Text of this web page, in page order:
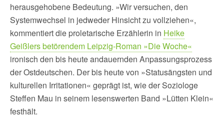
herausgehobene Bedeutung. »Wir versuchen, den
Systemwechsel in jedweder Hinsicht zu vollziehen«,
kommentiert die proletarische Erzählerin in Heike
Geißlers betörendem Leipzig-Roman »Die Woche«
ironisch den bis heute andauernden Anpassungsprozess
der Ostdeutschen. Der bis heute von »Statusängsten und
kulturellen Irritationen« geprägt ist, wie der Soziologe
Steffen Mau in seinem lesenswerten Band »Lütten Klein«
festhält.